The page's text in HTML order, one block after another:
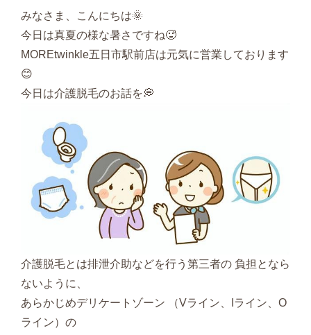
みなさま、こんにちは🌞
今日は真夏の様な暑さですね🥵
MOREtwinkle五日市駅前店は元気に営業しております
😊
今日は介護脱毛のお話を💭
介護脱毛とは排泄介助などを行う第三者の 負担となら
ないように、
あらかじめデリケートゾーン （Vライン、Iライン、O
ライン）の